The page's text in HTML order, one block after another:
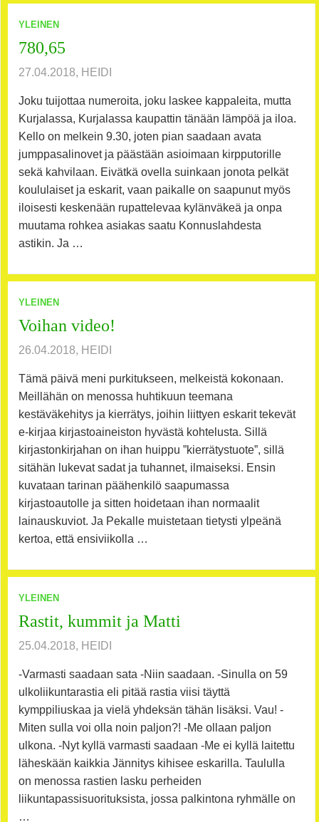
YLEINEN
780,65
27.04.2018, HEIDI
Joku tuijottaa numeroita, joku laskee kappaleita, mutta
Kurjalassa, Kurjalassa kaupattin tänään lämpöä ja iloa.
Kello on melkein 9.30, joten pian saadaan avata
jumppasalinovet ja päästään asioimaan kirpputorille
sekä kahvilaan. Eivätkä ovella suinkaan jonota pelkät
koululaiset ja eskarit, vaan paikalle on saapunut myös
iloisesti keskenään rupattelevaa kylänväkeä ja onpa
muutama rohkea asiakas saatu Konnuslahdesta
astikin. Ja …
YLEINEN
Voihan video!
26.04.2018, HEIDI
Tämä päivä meni purkitukseen, melkeistä kokonaan.
Meillähän on menossa huhtikuun teemana
kestäväkehitys ja kierrätys, joihin liittyen eskarit tekevät
e-kirjaa kirjastoaineiston hyvästä kohtelusta. Sillä
kirjastonkirjahan on ihan huippu ”kierrätystuote”, sillä
sitähän lukevat sadat ja tuhannet, ilmaiseksi. Ensin
kuvataan tarinan päähenkilö saapumassa
kirjastoautolle ja sitten hoidetaan ihan normaalit
lainauskuviot. Ja Pekalle muistetaan tietysti ylpeänä
kertoa, että ensiviikolla …
YLEINEN
Rastit, kummit ja Matti
25.04.2018, HEIDI
-Varmasti saadaan sata -Niin saadaan. -Sinulla on 59
ulkoliikuntarastia eli pitää rastia viisi täyttä
kymppiliuskaa ja vielä yhdeksän tähän lisäksi. Vau! -
Miten sulla voi olla noin paljon?! -Me ollaan paljon
ulkona. -Nyt kyllä varmasti saadaan -Me ei kyllä laitettu
läheskään kaikkia Jännitys kihisee eskarilla. Taululla
on menossa rastien lasku perheiden
liikuntapassisuorituksista, jossa palkintona ryhmälle on
…